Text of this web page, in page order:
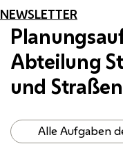
NEWSLETTER
Abteilung
und
Alle Aufgaben